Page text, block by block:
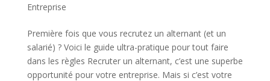
Entreprise
Première fois que vous recrutez un alternant (et un
salarié) ? Voici le guide ultra-pratique pour tout faire
dans les règles Recruter un alternant, c’est une superbe
opportunité pour votre entreprise. Mais si c’est votre